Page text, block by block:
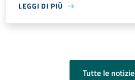
LEGGI DI PIÙ
Tutte le notizie